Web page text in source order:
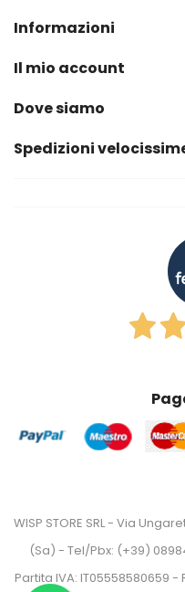
Informazioni
Il mio account
Dove siamo
Spedizioni
WISP STORE SRL - Via
(Sa) - Tel/Pbx: (+39)
Partita IVA: IT05558580659 -